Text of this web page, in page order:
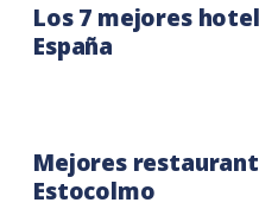
Los 7 mejores
España
Mejores
Estocolmo